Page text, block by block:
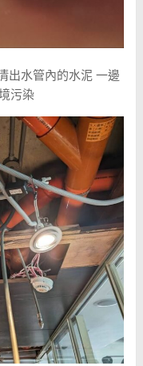
出水管內的水泥 一邊
污染